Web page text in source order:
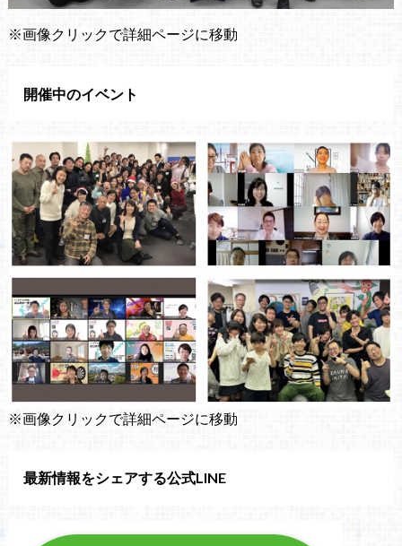
※画像クリックで詳細ページに移動
開催中のイベント
※画像クリックで詳細ページに移動
最新情報をシェアする公式LINE